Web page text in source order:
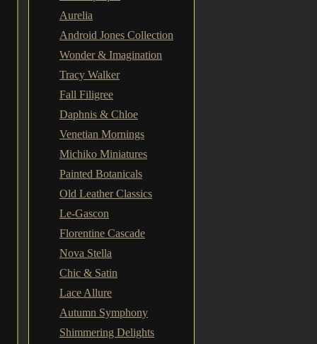
Aurelia
Android Jones Collection
Wonder & Imagination
Tracy Walker
Fall Filigree
Daphnis & Chloe
Venetian Mornings
Michiko Miniatures
Painted Botanicals
Old Leather Classics
Le-Gascon
Florentine Cascade
Nova Stella
Chic & Satin
Lace Allure
Autumn Symphony
Shimmering Delights